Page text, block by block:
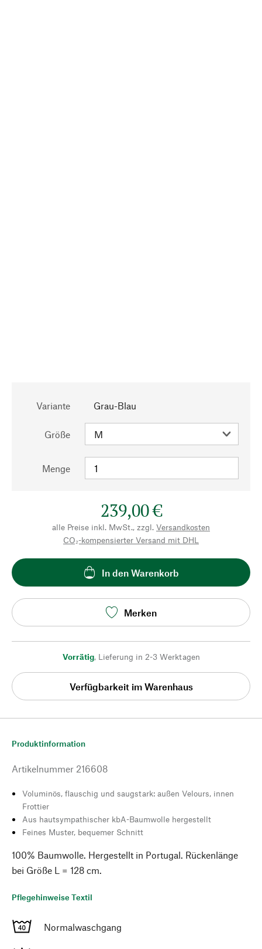
Variante Grau-Blau
Größe
Menge
239,00 €
alle Preise inkl. MwSt., zzgl. Versandkosten
CO₂-kompensierter Versand mit DHL
In den Warenkorb
Merken
Vorrätig, Lieferung in 2-3 Werktagen
Verfügbarkeit im Warenhaus
Produktinformation
Artikelnummer 216608
Voluminös, flauschig und saugstark: außen Velours, innen
Frottier
Aus hautsympathischer kbA-Baumwolle hergestellt
Feines Muster, bequemer Schnitt
100% Baumwolle. Hergestellt in Portugal. Rückenlänge
bei Größe L = 128 cm.
Pflegehinweise Textil
Normalwaschgang